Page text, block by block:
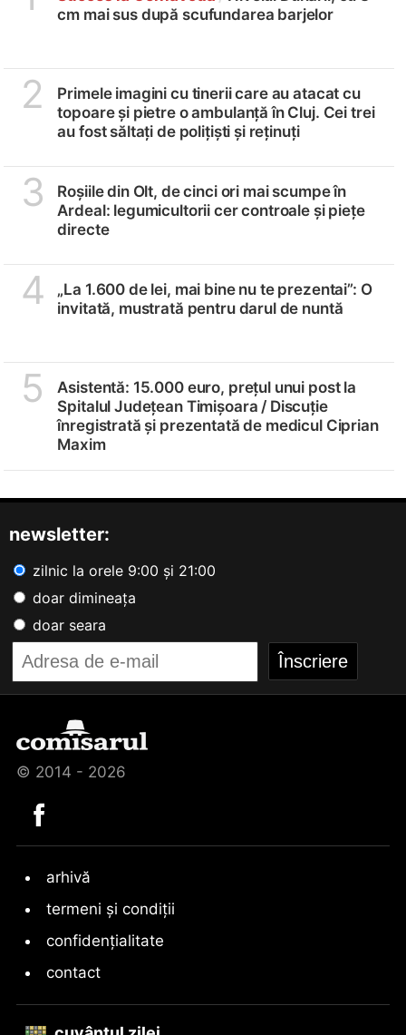
cm mai sus după scufundarea barjelor
2
Primele imagini cu tinerii care au atacat cu
topoare și pietre o ambulanță în Cluj. Cei trei
au fost săltați de polițiști și reținuți
3
Roșiile din Olt, de cinci ori mai scumpe în
Ardeal: legumicultorii cer controale și piețe
directe
4
„La 1.600 de lei, mai bine nu te prezentai”: O
invitată, mustrată pentru darul de nuntă
5
Asistentă: 15.000 euro, prețul unui post la
Spitalul Județean Timișoara / Discuție
înregistrată și prezentată de medicul Ciprian
Maxim
newsletter:
zilnic la orele 9:00 și 21:00
doar dimineața
doar seara
© 2014 - 2026
arhivă
termeni și condiții
confidențialitate
contact